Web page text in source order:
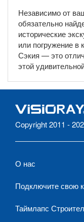
Независимо от
обязательно
исторические
или погружение в
Сэкия — это
этой
Copyright 2011 -
О нас
Подключите свою
Таймлапс